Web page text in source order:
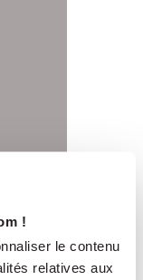
!
le contenu
relatives aux